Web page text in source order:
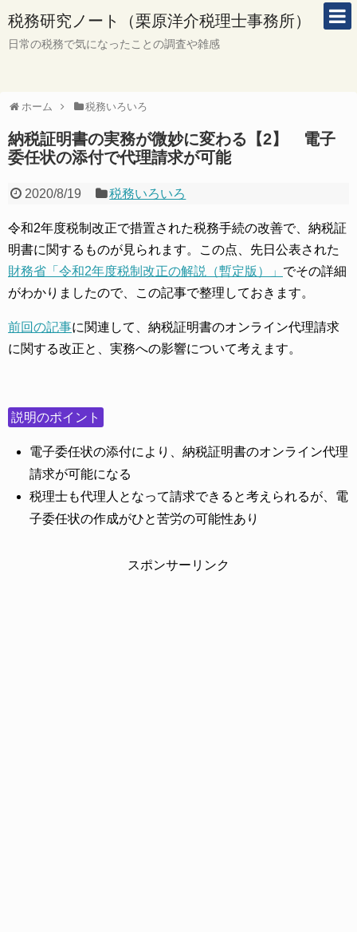
税務研究ノート（栗原洋介税理士事務所）
日常の税務で気になったことの調査や雑感
ホーム 税務いろいろ
納税証明書の実務が微妙に変わる【2】 電子
委任状の添付で代理請求が可能
2020/8/19 税務いろいろ
令和2年度税制改正で措置された税務手続の改善で、納税証
明書に関するものが見られます。この点、先日公表された
財務省「令和2年度税制改正の解説（暫定版）」 でその詳細
がわかりましたので、この記事で整理しておきます。
前回の記事に関連して、納税証明書のオンライン代理請求
に関する改正と、実務への影響について考えます。
説明のポイント
電子委任状の添付により、納税証明書のオンライン代理
請求が可能になる
税理士も代理人となって請求できると考えられるが、電
子委任状の作成がひと苦労の可能性あり
スポンサーリンク